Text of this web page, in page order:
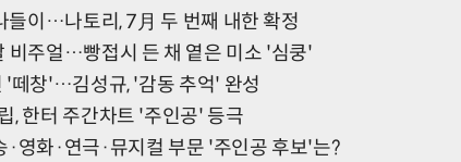
들이…나토리, 7月 두 번째 내한 확정
비주얼…빵접시 든 채 옅은 미소 '심쿵'
'떼창'…김성규, '감동 추억' 완성
, 한터 주간차트 '주인공' 등극
영화·연극·뮤지컬 부문 '주인공 후보'는?